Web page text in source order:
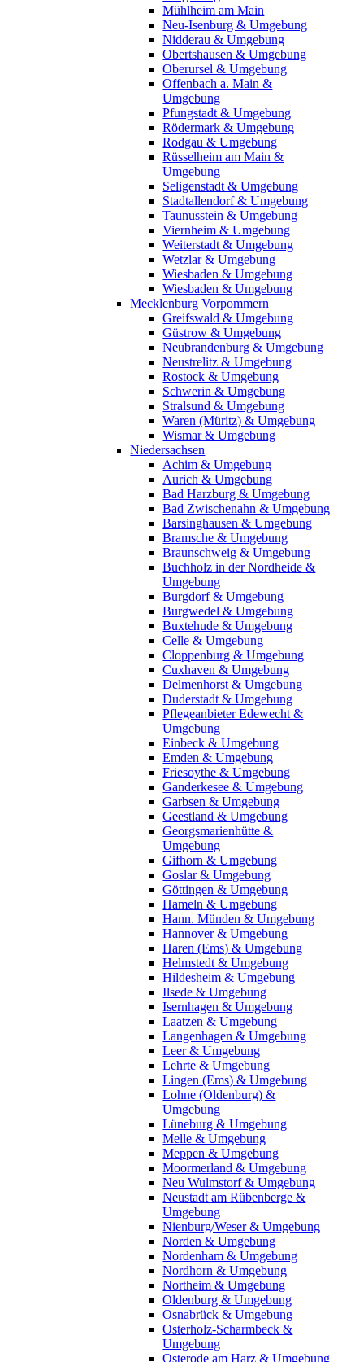
Mühlheim am Main
Neu-Isenburg & Umgebung
Nidderau & Umgebung
Obertshausen & Umgebung
Oberursel & Umgebung
Offenbach a. Main &
Umgebung
Pfungstadt & Umgebung
Rödermark & Umgebung
Rodgau & Umgebung
Rüsselheim am Main &
Umgebung
Seligenstadt & Umgebung
Stadtallendorf & Umgebung
Taunusstein & Umgebung
Viernheim & Umgebung
Weiterstadt & Umgebung
Wetzlar & Umgebung
Wiesbaden & Umgebung
Wiesbaden & Umgebung
Mecklenburg Vorpommern
Greifswald & Umgebung
Güstrow & Umgebung
Neubrandenburg & Umgebung
Neustrelitz & Umgebung
Rostock & Umgebung
Schwerin & Umgebung
Stralsund & Umgebung
Waren (Müritz) & Umgebung
Wismar & Umgebung
Niedersachsen
Achim & Umgebung
Aurich & Umgebung
Bad Harzburg & Umgebung
Bad Zwischenahn & Umgebung
Barsinghausen & Umgebung
Bramsche & Umgebung
Braunschweig & Umgebung
Buchholz in der Nordheide &
Umgebung
Burgdorf & Umgebung
Burgwedel & Umgebung
Buxtehude & Umgebung
Celle & Umgebung
Cloppenburg & Umgebung
Cuxhaven & Umgebung
Delmenhorst & Umgebung
Duderstadt & Umgebung
Pflegeanbieter Edewecht &
Umgebung
Einbeck & Umgebung
Emden & Umgebung
Friesoythe & Umgebung
Ganderkesee & Umgebung
Garbsen & Umgebung
Geestland & Umgebung
Georgsmarienhütte &
Umgebung
Gifhorn & Umgebung
Goslar & Umgebung
Göttingen & Umgebung
Hameln & Umgebung
Hann. Münden & Umgebung
Hannover & Umgebung
Haren (Ems) & Umgebung
Helmstedt & Umgebung
Hildesheim & Umgebung
Ilsede & Umgebung
Isernhagen & Umgebung
Laatzen & Umgebung
Langenhagen & Umgebung
Leer & Umgebung
Lehrte & Umgebung
Lingen (Ems) & Umgebung
Lohne (Oldenburg) &
Umgebung
Lüneburg & Umgebung
Melle & Umgebung
Meppen & Umgebung
Moormerland & Umgebung
Neu Wulmstorf & Umgebung
Neustadt am Rübenberge &
Umgebung
Nienburg/Weser & Umgebung
Norden & Umgebung
Nordenham & Umgebung
Nordhorn & Umgebung
Northeim & Umgebung
Oldenburg & Umgebung
Osnabrück & Umgebung
Osterholz-Scharmbeck &
Umgebung
Osterode am Harz & Umgebung